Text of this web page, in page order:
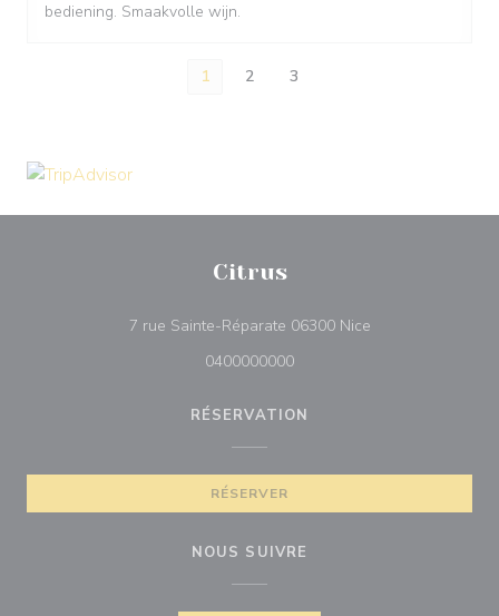
bediening. Smaakvolle wijn.
1 2 3
Citrus
7 rue Sainte-Réparate 06300 Nice((ouvre une
0400000000
RÉSERVATION
RÉSERVER
NOUS SUIVRE